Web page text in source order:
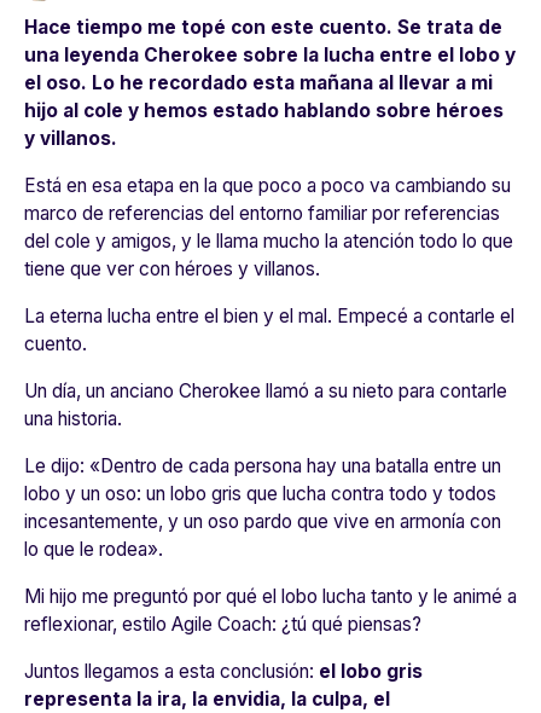
Hace tiempo me topé con este cuento. Se trata de
una leyenda Cherokee sobre la lucha entre el lobo y
el oso. Lo he recordado esta mañana al llevar a mi
hijo al cole y hemos estado hablando sobre héroes
y villanos.
Está en esa etapa en la que poco a poco va cambiando su
marco de referencias del entorno familiar por referencias
del cole y amigos, y le llama mucho la atención todo lo que
tiene que ver con héroes y villanos.
La eterna lucha entre el bien y el mal. Empecé a contarle el
cuento.
Un día, un anciano Cherokee llamó a su nieto para contarle
una historia.
Le dijo: «Dentro de cada persona hay una batalla entre un
lobo y un oso: un lobo gris que lucha contra todo y todos
incesantemente, y un oso pardo que vive en armonía con
lo que le rodea».
Mi hijo me preguntó por qué el lobo lucha tanto y le animé a
reflexionar, estilo Agile Coach: ¿tú qué piensas?
Juntos llegamos a esta conclusión: el lobo gris
representa la ira, la envidia, la culpa, el